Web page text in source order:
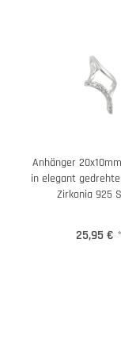
Anhänger
in elegant
Zirkonia 925
25,95 € *